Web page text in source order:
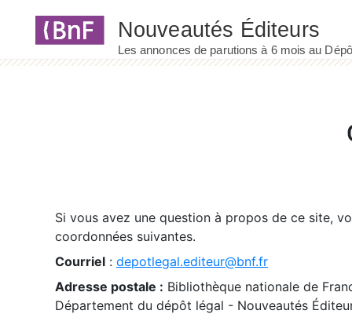
Si vous avez une question à propos de ce site,
coordonnées suivantes.
Courriel : depotlegal.editeur@bnf.fr
Adresse postale : Bibliothèque nationale de
Département du dépôt légal - Nouveautés